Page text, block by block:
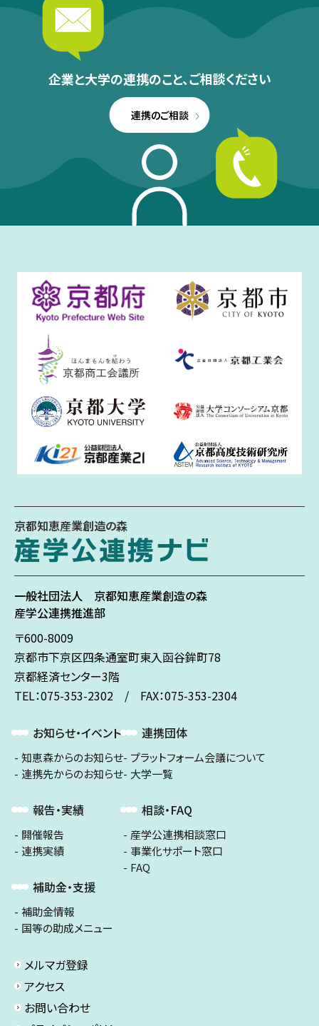
企業と大学の連携のこと、ご相談ください
連携のご相談
京都知恵産業創造の森
一般社団法人 京都知恵産業創造の森
産学公連携推進部
〒600-8009
京都市下京区四条通室町東入函谷鉾町78
京都経済センター3階
TEL：075-353-2302 / FAX：075-353-2304
お知らせ・イベント
知恵森からのお知らせ
連携先からのお知らせ
報告・実績
開催報告
連携実績
補助金・支援
補助金情報
国等の助成メニュー
連携団体
プラットフォーム会議について
大学一覧
相談・FAQ
産学公連携相談窓口
事業化サポート窓口
FAQ
メルマガ登録
アクセス
お問い合わせ